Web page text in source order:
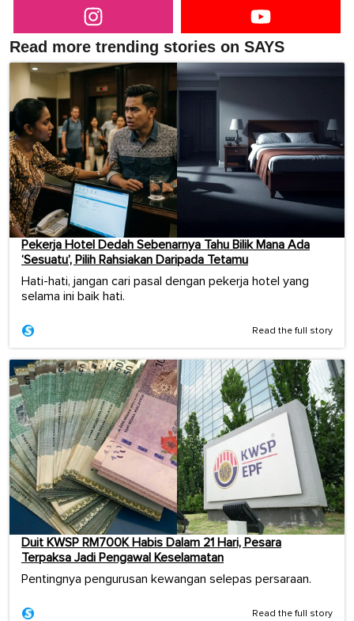
Read more trending stories on SAYS
Pekerja Hotel Dedah Sebenarnya Tahu Bilik Mana Ada
‘Sesuatu’, Pilih Rahsiakan Daripada Tetamu
Hati-hati, jangan cari pasal dengan pekerja hotel yang
selama ini baik hati.
Read the full story
Duit KWSP RM700K Habis Dalam 21 Hari, Pesara
Terpaksa Jadi Pengawal Keselamatan
Pentingnya pengurusan kewangan selepas persaraan.
Read the full story